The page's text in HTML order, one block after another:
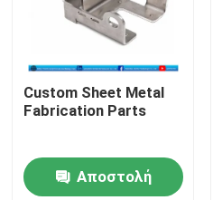
Custom Sheet Metal
Fabrication Parts
Αποστολή